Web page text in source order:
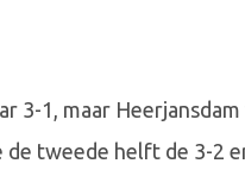
3-1, maar
de tweede helft de 3-2